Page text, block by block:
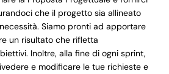
che il progetto sia allineato
Siamo pronti ad apportare
un risultato che rifletta
Inoltre, alla fine di ogni sprint,
e modificare le tue richieste e